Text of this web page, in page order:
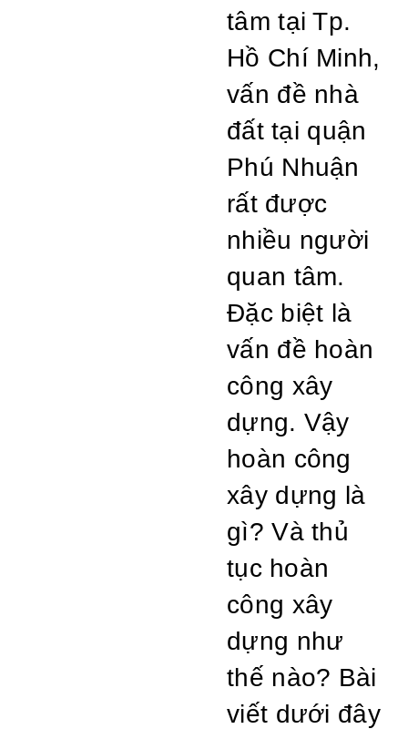
tâm tại Tp.
Hồ Chí Minh,
vấn đề nhà
đất tại quận
Phú Nhuận
rất được
nhiều người
quan tâm.
Đặc biệt là
vấn đề hoàn
công xây
dựng. Vậy
hoàn công
xây dựng là
gì? Và thủ
tục hoàn
công xây
dựng như
thế nào? Bài
viết dưới đây